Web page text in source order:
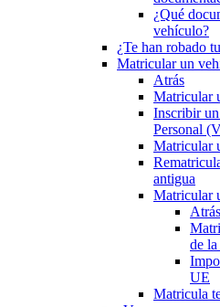
¿Qué
vehículo?
¿Te han robado
Matricular un
Atrás
Matricular
Inscribir
Personal
Matricular
antigua
Matricular
Atrás
de
UE
Matricula